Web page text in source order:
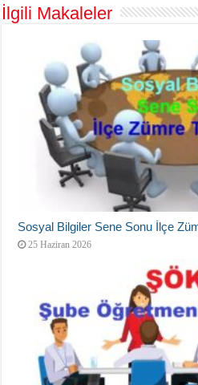
İlgili Makaleler
Sosyal Bilgiler Sene Sonu İlçe
25 Haziran 2026